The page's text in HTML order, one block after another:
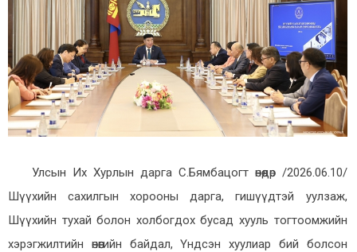
Улсын Их Хурлын дарга С.Бямбацогт өнөөдөр /2026.06.10/
Шүүхийн сахилгын хорооныдарга, гишүүдтэй уулзаж,
Шүүхийн тухай болон холбогдох бусад хууль тогтоомжийн
хэрэгжилтийн өнөөгийн байдал, Үндсэн хуулиар бий болсон